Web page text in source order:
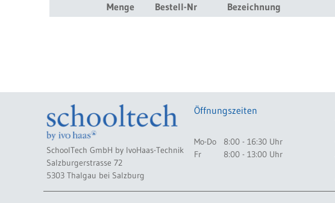
Menge Bestell-Nr Bezeichnung
SchoolTech GmbH by IvoHaas-Technik
Salzburgerstrasse 72
5303 Thalgau bei Salzburg
Öffnungszeiten
Mo-Do
8:00 - 16:30 Uhr
Fr
8:00 - 13:00 Uhr